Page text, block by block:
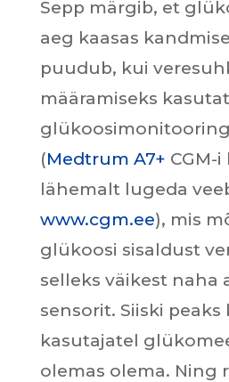
Sepp märgib, et
aeg kaasas
puudub, kui
määramiseks
(Medtrum A7+ CGM-
lähemalt lugeda
www.cgm.ee), mis
glükoosi sisaldust
selleks väikest naha
sensorit. Siiski peaks
kasutajatel
olemas olema. Ning